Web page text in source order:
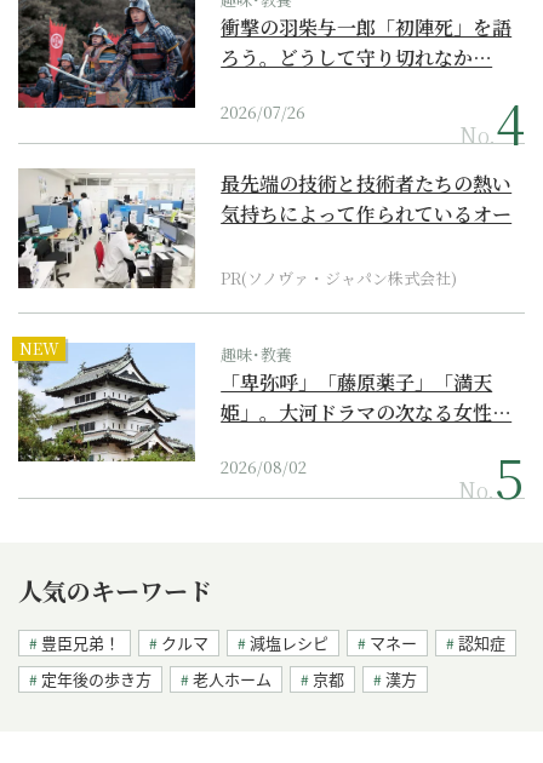
衝撃の羽柴与一郎「初陣死」を語
ろう。どうして守り切れなか…
2026/07/26
No.
最先端の技術と技術者たちの熱い
気持ちによって作られているオー
PR(ソノヴァ・ジャパン株式会社)
NEW 趣味･教養
「卑弥呼」「藤原薬子」「満天
姫」。大河ドラマの次なる女性…
2026/08/02
No.
人気のキーワード
豊臣兄弟！ クルマ 減塩レシピ マネー
認知症
定年後の歩き方
老人ホーム 京都 漢方